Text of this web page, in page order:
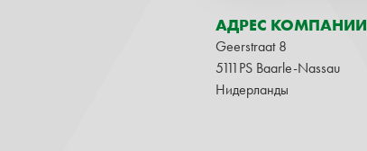
АДРЕС КОМПАНИИ
Geerstraat 8
5111PS Baarle-Nassau
Нидерланды